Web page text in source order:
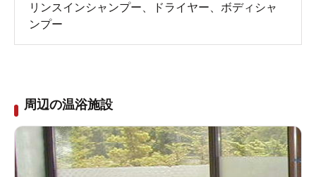
リンスインシャンプー ドライヤー
ボディシャ
ンプー
周辺の温浴施設